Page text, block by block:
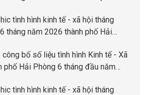
tình hình kinh tế - xã hội tháng
tháng năm 2026 thành phố Hải
công bố số liệu tình hình Kinh tế - Xã
phố Hải Phòng 6 tháng đầu năm
tình hình kinh tế - xã hội tháng